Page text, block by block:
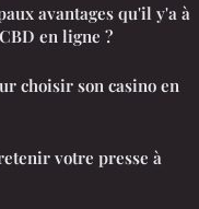
avantages qu'il y'a à
en ligne ?
choisir son casino en
votre presse à